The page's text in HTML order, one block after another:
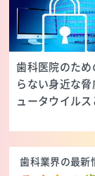
歯科医院のため
らない身近な脅
ュータウイルス
歯科業界の最新